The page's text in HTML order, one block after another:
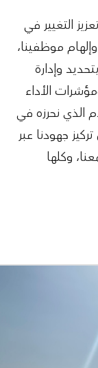
التغيير في
موظفينا،
وإدارة
الأداء
الذي نحرزه في
جهودنا عبر
وكلها